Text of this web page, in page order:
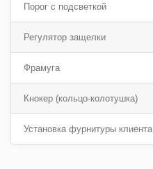
Порог с подсветкой
Регулятор защелки
Фрамуга
Кнокер (кольцо-колотушка)
Установка фурнитуры клиента